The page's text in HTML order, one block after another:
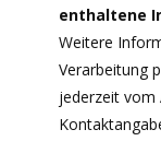
enthaltene
Weitere
Verarbeitung
jederzeit vom